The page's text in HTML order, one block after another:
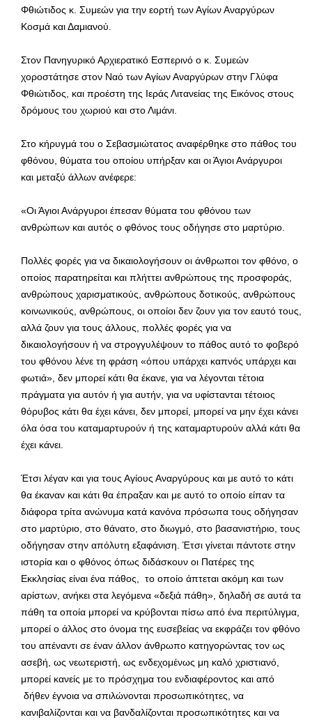
Φθιώτιδος κ. Συμεών για την εορτή των Αγίων Αναργύρων
Κοσμά και Δαμιανού.
Στον Πανηγυρικό Αρχιερατικό Εσπερινό ο κ. Συμεών
χοροστάτησε στον Ναό των Αγίων Αναργύρων στην Γλύφα
Φθιώτιδος, και προέστη της Ιεράς Λιτανείας της Εικόνος στους
δρόμους του χωριού και στο Λιμάνι.
Στο κήρυγμά του ο Σεβασμιώτατος αναφέρθηκε στο πάθος του
φθόνου, θύματα του οποίου υπήρξαν και οι Άγιοι Ανάργυροι
και μεταξύ άλλων ανέφερε:
«Οι Άγιοι Ανάργυροι έπεσαν θύματα του φθόνου των
ανθρώπων και αυτός ο φθόνος τους οδήγησε στο μαρτύριο.
Πολλές φορές για να δικαιολογήσουν οι άνθρωποι τον φθόνο, ο
οποίος παρατηρείται και πλήττει ανθρώπους της προσφοράς,
ανθρώπους χαρισματικούς, ανθρώπους δοτικούς, ανθρώπους
κοινωνικούς, ανθρώπους, οι οποίοι δεν ζουν για τον εαυτό τους,
αλλά ζουν για τους άλλους, πολλές φορές για να
δικαιολογήσουν ή να στρογγυλέψουν το πάθος αυτό το φοβερό
του φθόνου λένε τη φράση «όπου υπάρχει καπνός υπάρχει και
φωτιά», δεν μπορεί κάτι θα έκανε, για να λέγονται τέτοια
πράγματα για αυτόν ή για αυτήν, για να υφίστανται τέτοιος
θόρυβος κάτι θα έχει κάνει, δεν μπορεί, μπορεί να μην έχει κάνει
όλα όσα του καταμαρτυρούν ή της καταμαρτυρούν αλλά κάτι θα
έχει κάνει.
Έτσι λέγαν και για τους Αγίους Αναργύρους και με αυτό το κάτι
θα έκαναν και κάτι θα έπραξαν και με αυτό το οποίο είπαν τα
διάφορα τρίτα ανώνυμα κατά κανόνα πρόσωπα τους οδήγησαν
στο μαρτύριο, στο θάνατο, στο διωγμό, στο βασανιστήριο, τους
οδήγησαν στην απόλυτη εξαφάνιση. Έτσι γίνεται πάντοτε στην
ιστορία και ο φθόνος όπως διδάσκουν οι Πατέρες της
Εκκλησίας είναι ένα πάθος, το οποίο άπτεται ακόμη και των
αρίστων, ανήκει στα λεγόμενα «δεξιά πάθη», δηλαδή σε αυτά τα
πάθη τα οποία μπορεί να κρύβονται πίσω από ένα περιτύλιγμα,
μπορεί ο άλλος στο όνομα της ευσεβείας να εκφράζει τον φθόνο
του απέναντι σε έναν άλλον άνθρωπο κατηγορώντας τον ως
ασεβή, ως νεωτεριστή, ως ενδεχομένως μη καλό χριστιανό,
μπορεί κανείς με το πρόσχημα του ενδιαφέροντος και από
δήθεν έγνοια να σπιλώνονται προσωπικότητες, να
κανιβαλίζονται και να βανδαλίζονται προσωπικότητες και να